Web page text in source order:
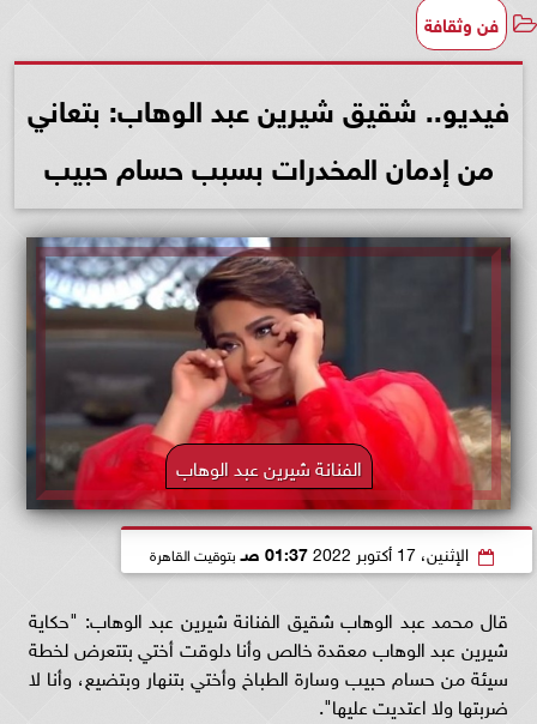
فن وثقافة
فيديو.. شقيق شيرين عبد الوهاب: بتعاني
من إدمان المخدرات بسبب حسام حبيب
الفنانة شيرين عبد الوهاب
الإثنين، 17 أكتوبر 2022 01:37 صـ بتوقيت القاهرة
قال محمد عبد الوهاب شقيق الفنانة شيرين عبد الوهاب: "حكاية
شيرين عبد الوهاب معقدة خالص وأنا دلوقت أختي بتتعرض لخطة
سيئة من حسام حبيب وسارة الطباخ وأختي بتنهار وبتضيع، وأنا لا
ضربتها ولا اعتديت عليها".